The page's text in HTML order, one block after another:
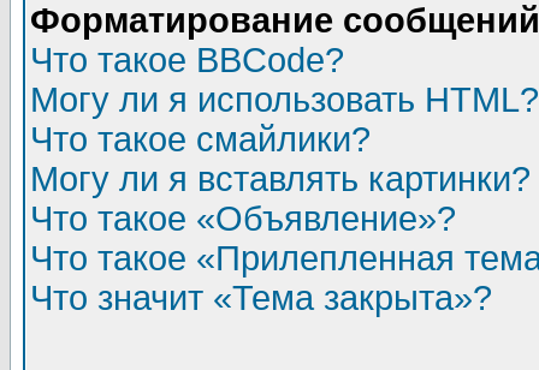
Форматирование
Что такое BBCode?
Могу ли я использовать HTML?
Что такое смайлики?
Могу ли я вставлять картинки?
Что такое «Объявление»?
Что такое «Прилепленная
Что значит «Тема закрыта»?